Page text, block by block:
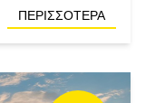
ΠΕΡΙΣΣΟΤΕΡΑ